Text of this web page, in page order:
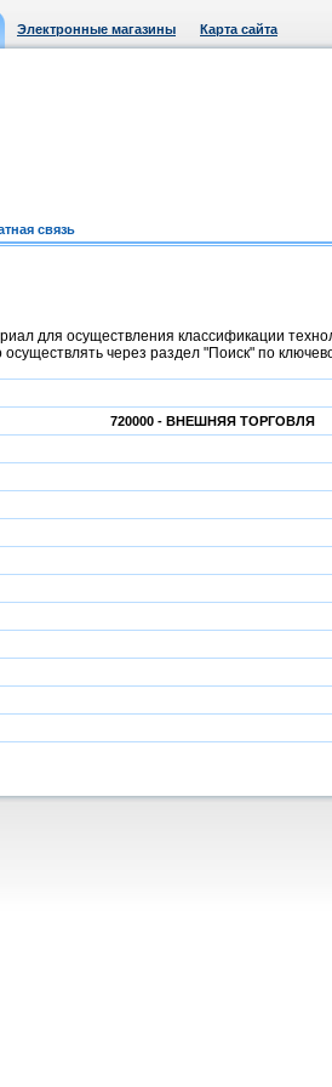
Электронные магазины Карта сайта
связь
для осуществления классификации
через раздел "Поиск" по
720000 - ВНЕШНЯЯ ТОРГОВЛЯ